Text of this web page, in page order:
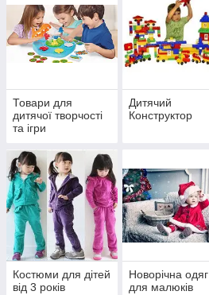
Товари для
дитячої творчості
та ігри
Дитячий
Конструктор
Костюми для дітей
від 3 років
Новорічна одяг
для малюків